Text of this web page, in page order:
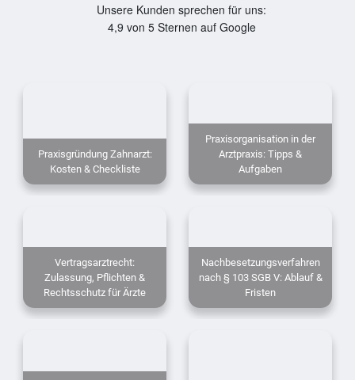
Unsere Kunden sprechen für uns:
4,9 von 5 Sternen auf Google
Praxisgründung Zahnarzt:
Kosten & Checkliste
Praxisorganisation in der
Arztpraxis: Tipps &
Aufgaben
Vertragsarztrecht:
Zulassung, Pflichten &
Rechtsschutz für Ärzte
Nachbesetzungsverfahren
nach § 103 SGB V: Ablauf &
Fristen